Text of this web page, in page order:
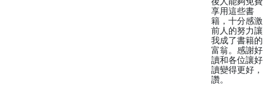
享用這些書
籍，十分感激
前人的努力讓
我成了書籍的
富翁。感謝好
讀和各位讓好
讀變得更好，
讚。